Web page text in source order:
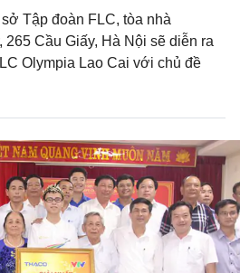
Tập đoàn FLC, tòa nhà
265 Cầu Giấy, Hà Nội sẽ diễn ra
Olympia Lao Cai với chủ đề